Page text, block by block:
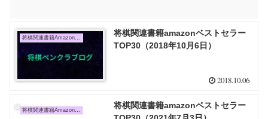
将棋関連書籍amazonベストセラー
TOP30（2018年10月6日）
2018.10.06
将棋関連書籍amazonベストセラー